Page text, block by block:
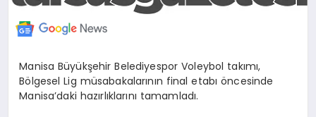
Manisa Büyükşehir Belediyespor Voleybol takımı,
Bölgesel Lig müsabakalarının final etabı öncesinde
Manisa’daki hazırlıklarını tamamladı.